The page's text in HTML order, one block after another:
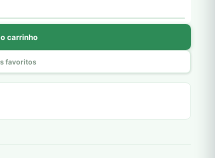
carrinho
favoritos